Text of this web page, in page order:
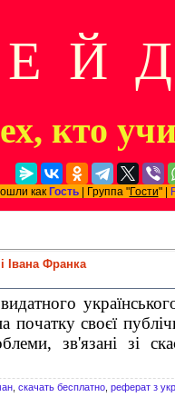
Й
кто
как Гость| Группа "Гости" |
Івана Франка
своєї
зв'язані зі
скачать бесплатно реферат з